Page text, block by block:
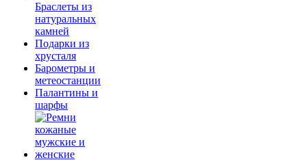
Браслеты из
натуральных
камней
Подарки из
хрусталя
Барометры и
метеостанции
Палантины и
шарфы